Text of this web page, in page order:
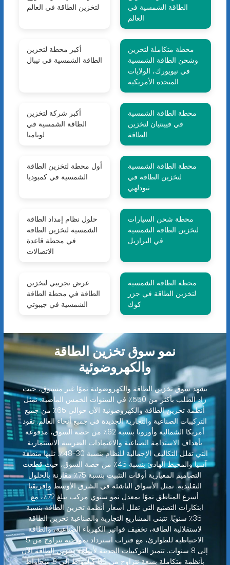
لتخزين الطاقة في العالم
الطاقة الشمسية في
العالم
أكبر محطة لتخزين
الطاقة الشمسية في نيبال
محطة متكاملة لتخزين
وشحن الطاقة الشمسية
في نيويورك، الولايات
المتحدة الأمريكية
أكبر شركة لتخزين
الطاقة الشمسية في
لوبامبا
محطة الطاقة الشمسية
في فيينتيان لتخزين
الطاقة
أول محطة لتخزين الطاقة
الشمسية في كمبوديا
محطة الطاقة الشمسية
لتخزين الطاقة في
نيودلهي
حلول نظام إمداد الطاقة
الشمسية لتخزين الطاقة
في محطة قاعدة
الاتصالات
محطة شحن السيارات
لتخزين الطاقة الشمسية
في البرازيل
عرض تجريبي لتخزين
الطاقة في محطة الطاقة
الشمسية في جيبوتي
محطة الطاقة الشمسية
لتخزين الطاقة في جزر
كوك
نمو سوق تخزين الطاقة
والكهروضوئية
يشهد سوق تخزين الطاقة والكهروضوئية نموًا غير مسبوق، حيث
زاد الطلب بأكثر من 550٪ في السنوات الخمس الماضية. تمثل
أنظمة تخزين الطاقة والكهروضوئية الآن حوالي 65٪ من جميع
التركيبات الصناعية والتجارية الجديدة في جميع أنحاء العالم. تقود
أمريكا الشمالية وأوروبا بنسبة 62٪ من حصة السوق، مدفوعة
بأهداف الاستدامة الصناعية والاعتمادات الضريبية الاستثمارية
التي تقلل التكاليف الإجمالية للنظام بنسبة 30-48٪. تليها منطقة
آسيا والمحيط الهادئ بنسبة 45٪ من حصة السوق، حيث قطعت
التصاميم المعيارية أوقات التثبيت بنسبة 75٪ مقارنة بالحلول
التقليدية. تمثل الأسواق الناشئة في الشرق الأوسط وإفريقيا
أسرع المناطق نموًا بمعدل نمو سنوي مركب يبلغ 72٪، مع
ابتكارات التصنيع التي تقلل أسعار أنظمة تخزين الطاقة بنسبة
35٪ سنويًا. تتبنى المشاريع التجارية والصناعية تخزين الطاقة
لاستقلالية الطاقة، تخفيف فواتير الكهرباء الصناعية، والطاقة
الاحتياطية للطوارئ، مع فترات استرداد نموذجية تتراوح من 5
إلى 8 سنوات. تتميز التركيبات الحديثة لأنظمة تخزين الطاقة الآن
بأنظمة متكاملة بسعة تتراوح من 80 كيلوواط إلى 8 ميجاواط